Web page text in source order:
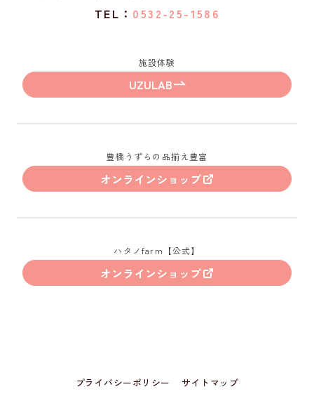
TEL： 0532-25-1586
施設体験
UZULAB
豊橋うずらの品揃え豊富
オンラインショップ
ハタノfarm【公式】
オンラインショップ
プライバシーポリシー サイトマップ